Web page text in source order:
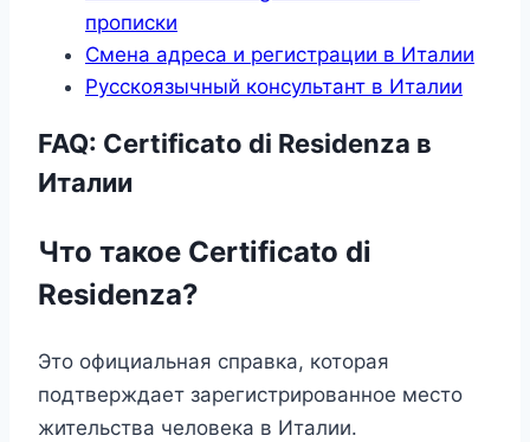
прописки
Смена адреса и регистрации в Италии
Русскоязычный консультант в Италии
FAQ: Certificato di Residenza в
Италии
Что такое Certificato di
Residenza?
Это официальная справка, которая
подтверждает зарегистрированное место
жительства человека в Италии.